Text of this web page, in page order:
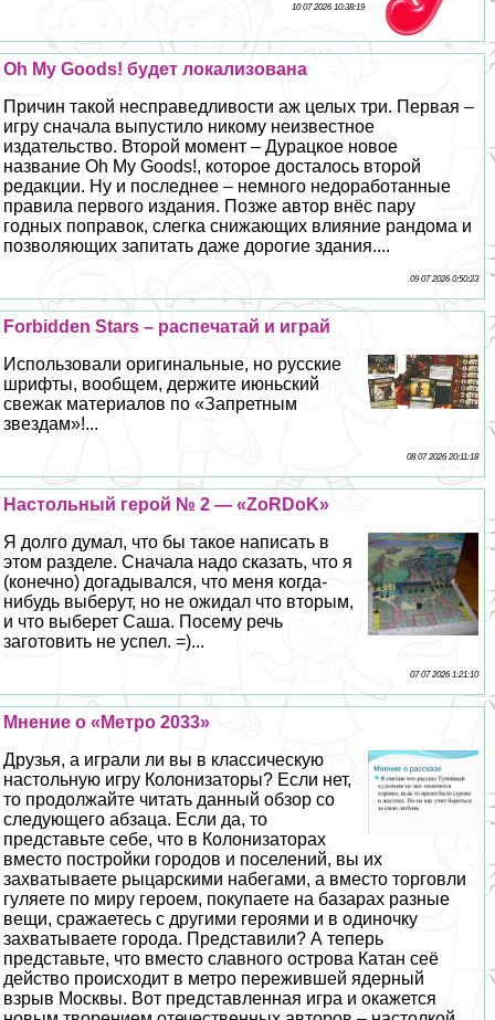
10 07 2026 10:38:19
Oh My Goods! будет локализована
Причин такой несправедливости аж целых три. Первая –
игру сначала выпустило никому неизвестное
издательство. Второй момент – Дypaцкое новое
название Oh My Goods!, которое досталось второй
редакции. Ну и последнее – немного недоработанные
правила первого издания. Позже автор внёс пару
годных поправок, слегка снижающих влияние рандома и
позволяющих запитать даже дорогие здания....
09 07 2026 0:50:23
Forbidden Stars – распечатай и играй
Использовали оригинальные, но русские
шрифты, вообщем, держите июньский
свежак материалов по «Запретным
звездам»!...
08 07 2026 20:11:18
Настольный герой № 2 — «ZoRDoK»
Я долго думал, что бы такое написать в
этом разделе. Сначала надо сказать, что я
(конечно) догадывался, что меня когда-
нибудь выберут, но не ожидал что вторым,
и что выберет Саша. Посему речь
заготовить не успел. =)...
07 07 2026 1:21:10
Мнение о «Метро 2033»
Друзья, а играли ли вы в классическую
настольную игру Колонизаторы? Если нет,
то продолжайте читать данный обзор со
следующего абзаца. Если да, то
представьте себе, что в Колонизаторах
вместо постройки городов и поселений, вы их
захватываете рыцарскими набегами, а вместо торговли
гуляете по миру героем, покупаете на базарах разные
вещи, сражаетесь с другими героями и в одиночку
захватываете города. Представили? А теперь
представьте, что вместо славного острова Катан сеё
действо происходит в метро пережившей ядерный
взрыв Москвы. Вот представленная игра и окажется